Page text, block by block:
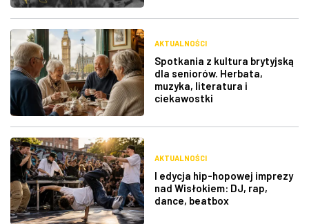
AKTUALNOŚCI
Spotkania z kultura brytyjską
dla seniorów. Herbata,
muzyka, literatura i
ciekawostki
AKTUALNOŚCI
I edycja hip-hopowej imprezy
nad Wisłokiem: DJ, rap,
dance, beatbox